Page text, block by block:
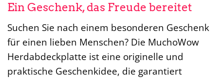
Ein Geschenk, das Freude bereitet
Suchen Sie nach einem besonderen Geschenk
für einen lieben Menschen? Die MuchoWow
Herdabdeckplatte ist eine originelle und
praktische Geschenkidee, die garantiert